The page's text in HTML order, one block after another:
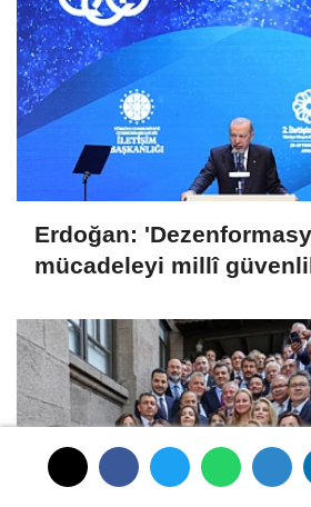
Erdoğan:
mücadeleyi millî